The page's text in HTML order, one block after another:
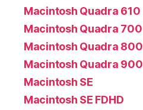
Macintosh Quadra 610
Macintosh Quadra 700
Macintosh Quadra 800
Macintosh Quadra 900
Macintosh SE
Macintosh SE FDHD